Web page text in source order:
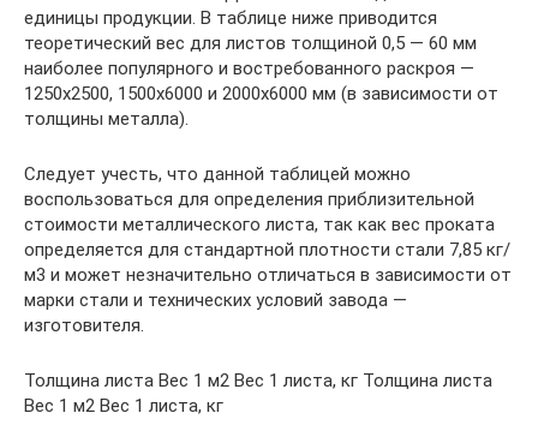
единицы продукции. В таблице ниже приводится
теоретический вес для листов толщиной 0,5 — 60 мм
наиболее популярного и востребованного раскроя —
1250х2500, 1500х6000 и 2000х6000 мм (в зависимости от
толщины металла).
Следует учесть, что данной таблицей можно
воспользоваться для определения приблизительной
стоимости металлического листа, так как вес проката
определяется для стандартной плотности стали 7,85 кг/
м3 и может незначительно отличаться в зависимости от
марки стали и технических условий завода —
изготовителя.
Толщина листа Вес 1 м2 Вес 1 листа, кг Толщина листа
Вес 1 м2 Вес 1 листа, кг